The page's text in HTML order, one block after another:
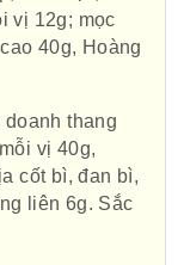
vị 12g; mọc
40g, Hoàng
thang
vị 40g,
cốt bì, đan bì,
liên 6g. Sắc